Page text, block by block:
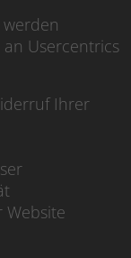
Usercentrics
Ihrer
Website